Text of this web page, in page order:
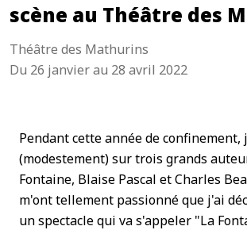
scène au Théâtre des
Théâtre des Mathurins
Du 26 janvier au 28 avril 2022
Pendant cette année de
(modestement) sur trois grands
Fontaine, Blaise Pascal et Charles
m'ont tellement passionné que j'ai
un spectacle qui va s'appeler "La